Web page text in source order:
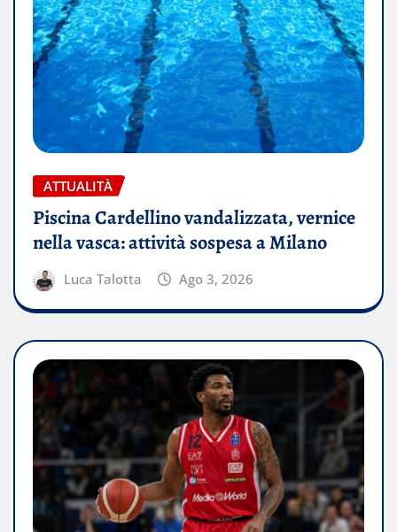
ATTUALITÀ
Piscina Cardellino vandalizzata, vernice
nella vasca: attività sospesa a Milano
Luca Talotta Ago 3, 2026